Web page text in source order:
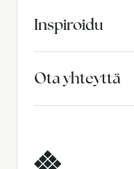
Inspiroidu
Ota yhteyttä